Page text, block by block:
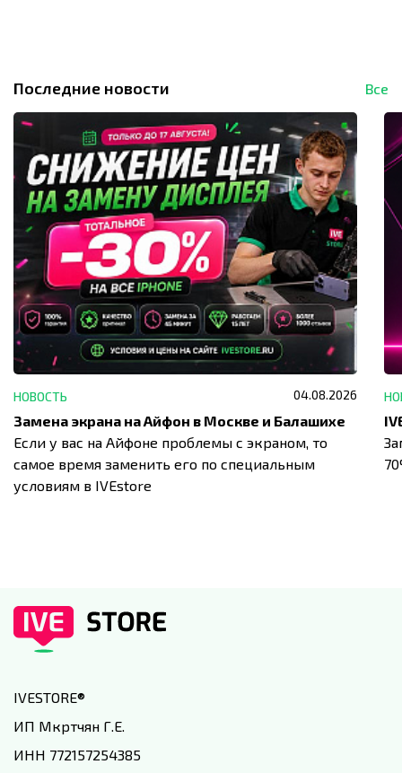
Последние новости Все
НОВОСТЬ 04.08.2026
Замена экрана на Айфон в Москве и Балашихе
Если у вас на Айфоне проблемы с экраном, то
самое время заменить его по специальным
условиям в IVEstore
IVESTORE®
ИП Мкртчян Г.Е.
ИНН 772157254385